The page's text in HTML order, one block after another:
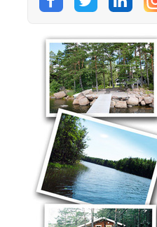
Share onShare on